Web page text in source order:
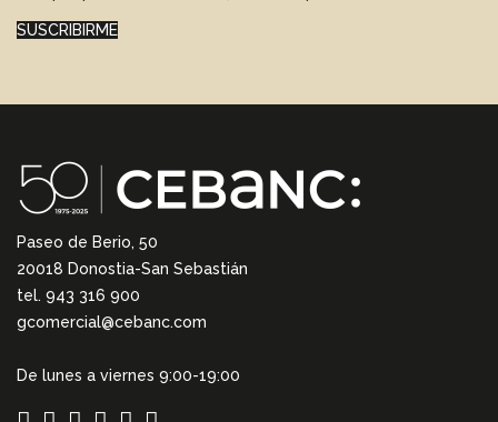
SUSCRIBIRME
Paseo de Berio, 50
20018 Donostia-San Sebastián
tel. 943 316 900
gcomercial@cebanc.com
De lunes a viernes 9:00-19:00